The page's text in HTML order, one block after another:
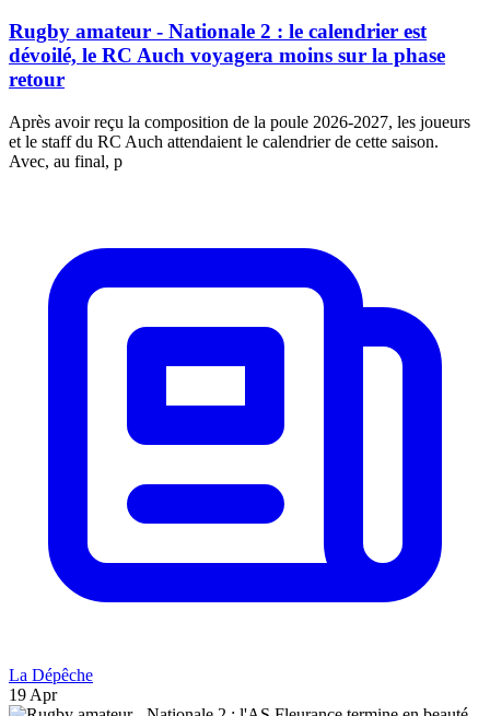
Rugby amateur - Nationale 2 : le calendrier est
dévoilé, le RC Auch voyagera moins sur la phase
retour
Après avoir reçu la composition de la poule 2026-2027, les joueurs
et le staff du RC Auch attendaient le calendrier de cette saison.
Avec, au final, p
La Dépêche
19 Apr